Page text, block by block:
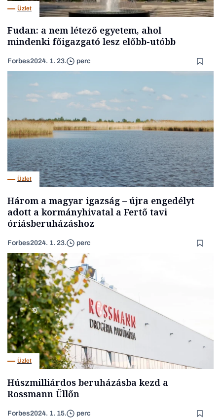
Üzlet
Fudan: a nem létező egyetem, ahol
mindenki főigazgató lesz előbb-utóbb
Forbes2024. 1. 23. perc
Üzlet
Három a magyar igazság – újra engedélyt
adott a kormányhivatal a Fertő tavi
óriásberuházáshoz
Forbes2024. 1. 23. perc
Üzlet
Húszmilliárdos beruházásba kezd a
Rossmann Üllőn
Forbes2024. 1. 15. perc